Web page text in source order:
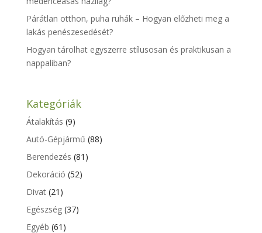
Párátlan otthon, puha ruhák – Hogyan előzheti meg a
lakás penészesedését?
Hogyan tárolhat egyszerre stílusosan és praktikusan a
nappaliban?
Kategóriák
Átalakítás (9)
Autó-Gépjármű (88)
Berendezés (81)
Dekoráció (52)
Divat(21)
Egészség(37)
Egyéb (61)